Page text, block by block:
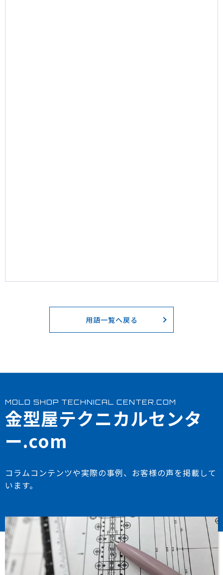
用語一覧へ戻る
MOLD SHOP TECHNICAL CENTER.COM
金型屋テクニカルセンタ
ー.com
コラムコンテンツや実際の事例、お客様の声を掲載して
います。